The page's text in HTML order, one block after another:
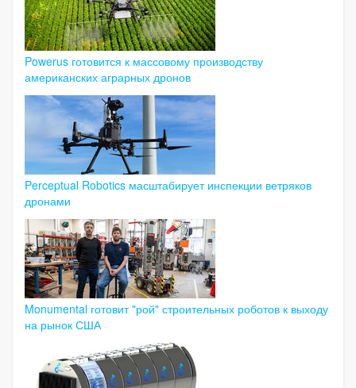
Powerus готовится к массовому производству
американских аграрных дронов
Perceptual Robotics масштабирует инспекции ветряков
дронами
Monumental готовит "рой" строительных роботов к выходу
на рынок США